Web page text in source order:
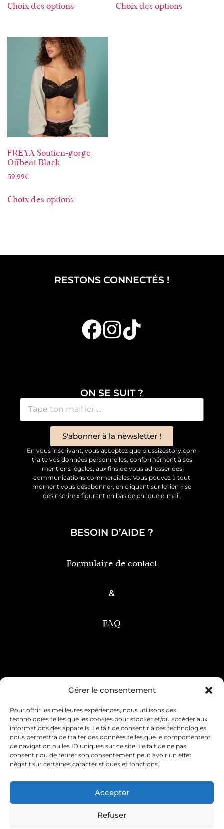
Gérer le consentement
Pour offrir les meilleures expériences, nous utilisons des
technologies telles que les cookies pour stocker et/ou accéder aux
informations des appareils. Le fait de consentir à ces technologies
nous permettra de traiter des données telles que le comportement
de navigation ou les ID uniques sur ce site. Le fait de ne pas
consentir ou de retirer son consentement peut avoir un effet
négatif sur certaines caractéristiques et fonctions.
Accepter
Refuser
Choix des options Choix des options
FREYA Soutien-gorge
Offbeat Black
59,99€
Choix des options
RESTONS CONNECTÉS !
ON SE SUIT ?
S'abonner à la newsletter !
En vous inscrivant, vous acceptez que plussizestory.com
traite vos données personnelles, conformément à ses
mentions légales, aux fins de vous adresser des
communications commerciales. Vous pouvez à tout
moment vous désabonner, en cliquant sur le lien « se
désinscrire » figurant en bas de chaque e-mail.
BESOIN D’AIDE ?
Formulaire de contact
&
FAQ
Condition générale de vente
Mentions légales Livraison & retour
Contact & service client
Politique de cookies (UE)
Déclaration de confidentialité (UE)
Imprint